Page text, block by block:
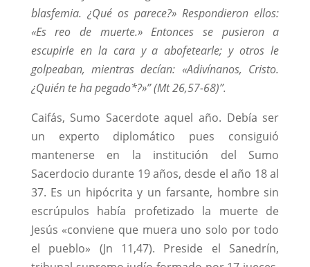
blasfemia. ¿Qué os parece?» Respondieron ellos:
«Es reo de muerte.» Entonces se pusieron a
escupirle en la cara y a abofetearle; y otros le
golpeaban, mientras decían: «Adivínanos, Cristo.
¿Quién te ha pegado*?»” (Mt 26,57-68)”.
Caifás, Sumo Sacerdote aquel año. Debía ser
un experto diplomático pues consiguió
mantenerse en la institución del Sumo
Sacerdocio durante 19 años, desde el año 18 al
37. Es un hipócrita y un farsante, hombre sin
escrúpulos había profetizado la muerte de
Jesús «conviene que muera uno solo por todo
el pueblo» (Jn 11,47). Preside el Sanedrín,